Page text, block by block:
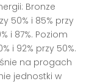
Bronze
50% i 85% przy
i 87%. Poziom
i 92% przy 50%.
na progach
jednostki w